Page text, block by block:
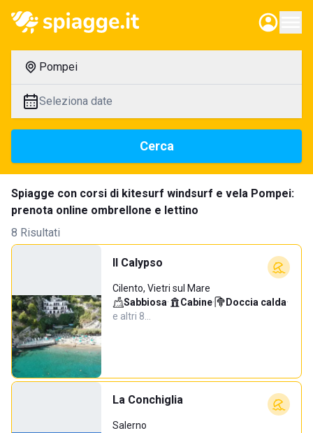
Pompei
Seleziona date
Cerca
Spiagge con corsi di kitesurf windsurf e vela Pompei:
prenota online ombrellone e lettino
8 Risultati
Il Calypso
Cilento, Vietri sul Mare
Sabbiosa· Cabine· Doccia calda·
e altri 8…
La Conchiglia
Salerno